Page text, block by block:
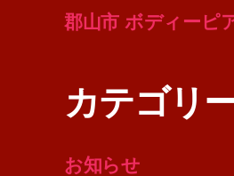
郡山市 ボディーピ
カテゴリ
お知らせ